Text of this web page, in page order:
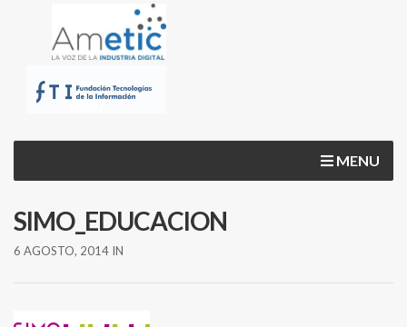
MENU
SIMO_EDUCACION
6 AGOSTO, 2014 IN